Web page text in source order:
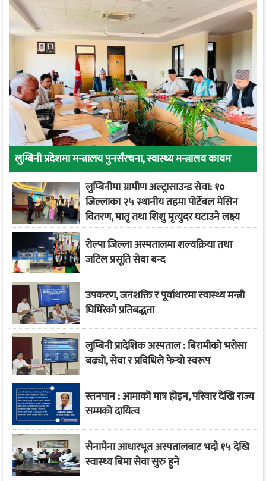
लुम्बिनी प्रदेशमा मन्त्रालय पुनर्संरचना, स्वास्थ्य मन्त्रालय कायम
लुम्बिनीमा ग्रामीण अल्ट्रासाउन्ड सेवा: १०
जिल्लाका २५ स्थानीय तहमा पोर्टेबल मेसिन
वितरण, मातृ तथा शिशु मृत्युदर घटाउने लक्ष्य
रोल्पा जिल्ला अस्पतालमा शल्यक्रिया तथा
जटिल प्रसूति सेवा बन्द
उपकरण, जनशक्ति र पूर्वाधारमा स्वास्थ्य मन्त्री
घिमिरेको प्रतिबद्धता
लुम्बिनी प्रादेशिक अस्पताल : बिरामीको भरोसा
बढ्यो, सेवा र प्रविधिले फेर्‍यो स्वरूप
स्तनपान : आमाको मात्र होइन, परिवार देखि राज्य
सम्मको दायित्व
सैनामैना आधारभूत अस्पतालबाट भदौ १५ देखि
स्वास्थ्य बिमा सेवा सुरु हुने